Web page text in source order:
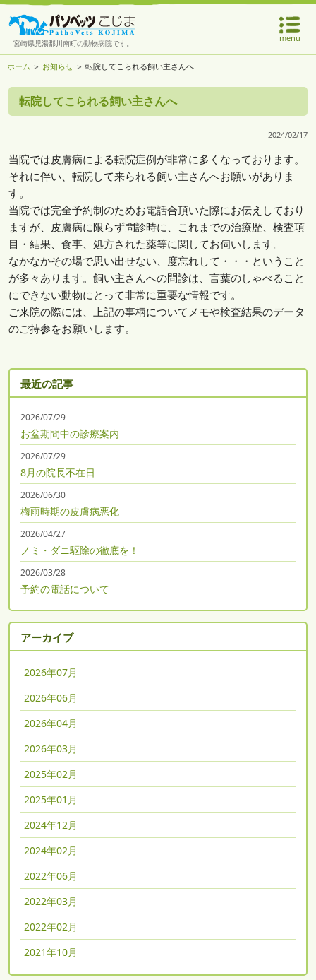
宮崎県児湯郡川南町の動物病院です。
menu
ホーム ＞ お知らせ ＞ 転院してこられる飼い主さんへ
転院してこられる飼い主さんへ
2024/02/17
当院では皮膚病による転院症例が非常に多くなっております。
それに伴い、転院して来られる飼い主さんへお願いがありま
す。
当院では完全予約制のためお電話合頂いた際にお伝えしており
ますが、皮膚病に限らず問診時に、これまでの治療歴、検査項
目・結果、食事、処方された薬等に関してお伺いします。
なかなかその場で思い出せない、度忘れして・・・ということ
が多々あります。飼い主さんへの問診は、言葉のしゃべること
にできない動物にとって非常に重要な情報です。
ご来院の際には、上記の事柄についてメモや検査結果のデータ
のご持参をお願いします。
最近の記事
2026/07/29
お盆期間中の診療案内
2026/07/29
8月の院長不在日
2026/06/30
梅雨時期の皮膚病悪化
2026/04/27
ノミ・ダニ駆除の徹底を！
2026/03/28
予約の電話について
アーカイブ
2026年07月
2026年06月
2026年04月
2026年03月
2025年02月
2025年01月
2024年12月
2024年02月
2022年06月
2022年03月
2022年02月
2021年10月